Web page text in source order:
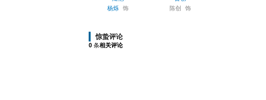
杨烁 饰
陈创
饰
惊蛰评论
0 条相关评论